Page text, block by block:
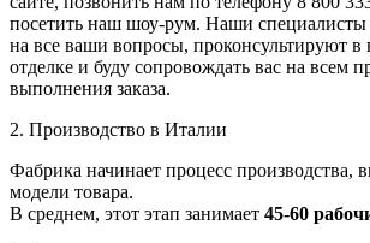
посетить наш шоу-рум. Наши специалисты
на все ваши вопросы, проконсультируют в
отделке и буду сопровождать вас на всем
выполнения заказа.
2. Производство в Италии
Фабрика начинает процесс производства,
модели товара.
В среднем, этот этап занимает 45-60